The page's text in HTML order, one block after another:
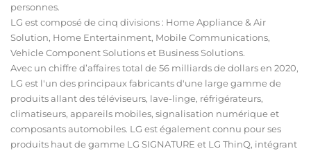
personnes.
LG est composé de cinq divisions : Home Appliance & Air
Solution, Home Entertainment, Mobile Communications,
Vehicle Component Solutions et Business Solutions.
Avec un chiffre d’affaires total de 56 milliards de dollars en 2020,
LG est l'un des principaux fabricants d'une large gamme de
produits allant des téléviseurs, lave-linge, réfrigérateurs,
climatiseurs, appareils mobiles, signalisation numérique et
composants automobiles. LG est également connu pour ses
produits haut de gamme LG SIGNATURE et LG ThinQ, intégrant